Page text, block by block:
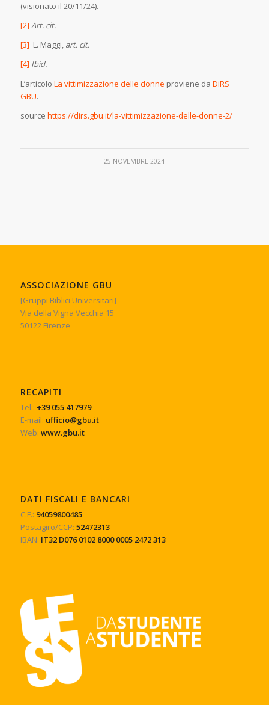
(visionato il 20/11/24).
[2] Art. cit.
[3] L. Maggi, art. cit.
[4] Ibid.
L’articolo La vittimizzazione delle donne proviene da DiRS
GBU.
source https://dirs.gbu.it/la-vittimizzazione-delle-donne-2/
25 NOVEMBRE 2024
ASSOCIAZIONE GBU
[Gruppi Biblici Universitari]
Via della Vigna Vecchia 15
50122 Firenze
RECAPITI
Tel.: +39 055 417979
E-mail: ufficio@gbu.it
Web: www.gbu.it
DATI FISCALI E BANCARI
C.F.: 94059800485
Postagiro/CCP: 52472313
IBAN: IT32 D076 0102 8000 0005 2472 313